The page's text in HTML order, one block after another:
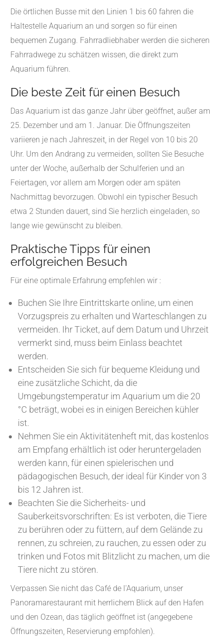
Die örtlichen Busse mit den Linien 1 bis 60 fahren die
Haltestelle Aquarium an und sorgen so für einen
bequemen Zugang. Fahrradliebhaber werden die sicheren
Fahrradwege zu schätzen wissen, die direkt zum
Aquarium führen.
Die beste Zeit für einen Besuch
Das Aquarium ist das ganze Jahr über geöffnet, außer am
25. Dezember und am 1. Januar. Die Öffnungszeiten
variieren je nach Jahreszeit, in der Regel von 10 bis 20
Uhr. Um den Andrang zu vermeiden, sollten Sie Besuche
unter der Woche, außerhalb der Schulferien und an
Feiertagen, vor allem am Morgen oder am späten
Nachmittag bevorzugen. Obwohl ein typischer Besuch
etwa 2 Stunden dauert, sind Sie herzlich eingeladen, so
lange wie gewünscht zu bleiben.
Praktische Tipps für einen
erfolgreichen Besuch
Für eine optimale Erfahrung empfehlen wir :
Buchen Sie Ihre Eintrittskarte online, um einen
Vorzugspreis zu erhalten und Warteschlangen zu
vermeiden. Ihr Ticket, auf dem Datum und Uhrzeit
vermerkt sind, muss beim Einlass beachtet
werden.
Entscheiden Sie sich für bequeme Kleidung und
eine zusätzliche Schicht, da die
Umgebungstemperatur im Aquarium um die 20
°C beträgt, wobei es in einigen Bereichen kühler
ist.
Nehmen Sie ein Aktivitätenheft mit, das kostenlos
am Empfang erhältlich ist oder heruntergeladen
werden kann, für einen spielerischen und
pädagogischen Besuch, der ideal für Kinder von 3
bis 12 Jahren ist.
Beachten Sie die Sicherheits- und
Sauberkeitsvorschriften: Es ist verboten, die Tiere
zu berühren oder zu füttern, auf dem Gelände zu
rennen, zu schreien, zu rauchen, zu essen oder zu
trinken und Fotos mit Blitzlicht zu machen, um die
Tiere nicht zu stören.
Verpassen Sie nicht das Café de l'Aquarium, unser
Panoramarestaurant mit herrlichem Blick auf den Hafen
und den Ozean, das täglich geöffnet ist (angegebene
Öffnungszeiten, Reservierung empfohlen).